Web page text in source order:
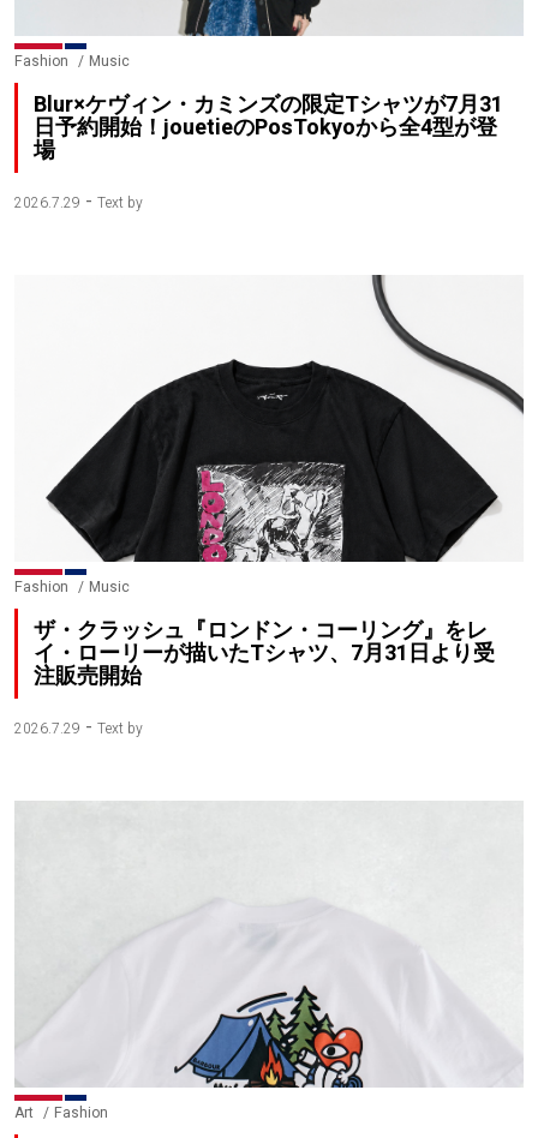
Fashion Music
Blur×ケヴィン・カミンズの限定Tシャツが7月31
日予約開始！jouetieのPosTokyoから全4型が登
場
2026.7.29 - Text by
Fashion Music
ザ・クラッシュ『ロンドン・コーリング』をレ
イ・ローリーが描いたTシャツ、7月31日より受
注販売開始
2026.7.29 - Text by
Art Fashion